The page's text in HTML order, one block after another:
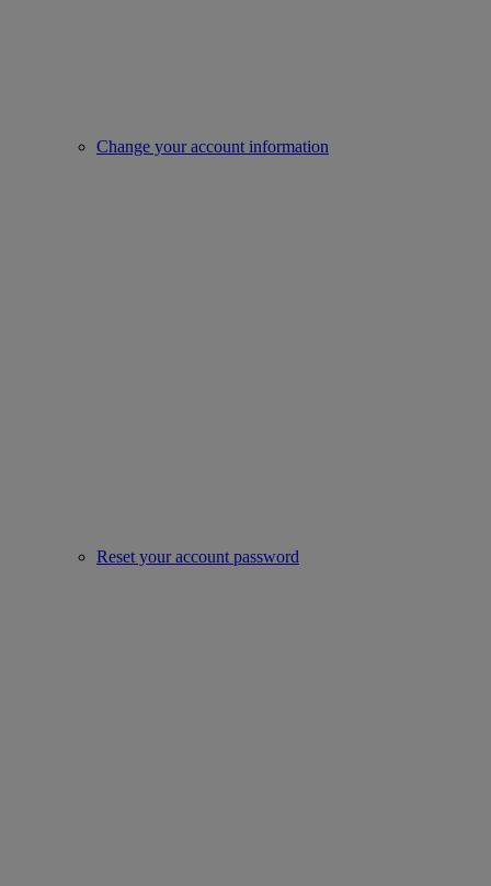
Change your account information
Reset your account password